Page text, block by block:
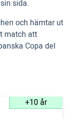
sida.
och hämtar ut
match att
Copa del
+10 år